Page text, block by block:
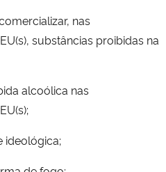
nas
substâncias proibidas na
alcoólica nas
ideológica;